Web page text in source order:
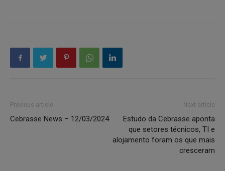
Previous article
Cebrasse News – 12/03/2024
Next article
Estudo da Cebrasse aponta
que setores técnicos, TI e
alojamento foram os que mais
cresceram